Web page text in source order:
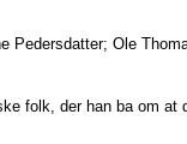
Pedersdatter; Ole
folk, der han ba om